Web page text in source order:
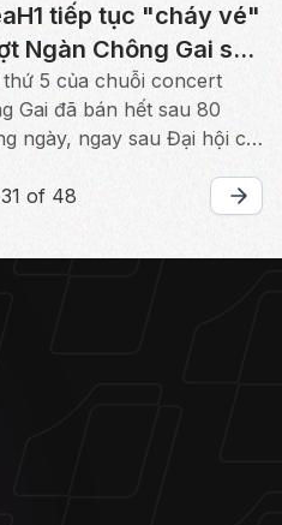
tiếp tục "cháy vé"
Ngàn Chông Gai sau
5 của chuỗi concert
Gai đã bán hết sau 80
ngày, ngay sau Đại hội cổ
of 48